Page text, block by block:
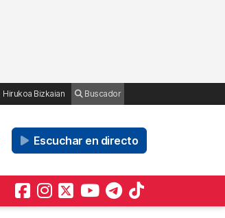
Hirukoa Bizkaian Buscador
Escuchar en directo